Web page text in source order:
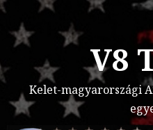
Skip
content
V8
Kelet-magyarországi